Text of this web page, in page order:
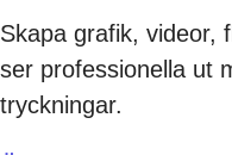
Skapa grafik, videor,
ser professionella ut
tryckningar.